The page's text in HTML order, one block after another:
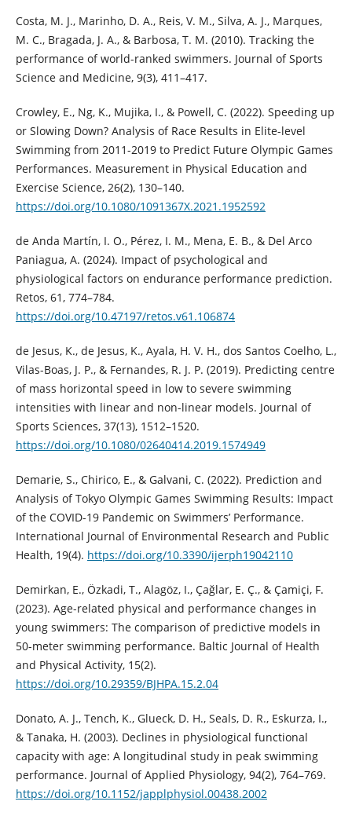
Costa, M. J., Marinho, D. A., Reis, V. M., Silva, A. J., Marques,
M. C., Bragada, J. A., & Barbosa, T. M. (2010). Tracking the
performance of world-ranked swimmers. Journal of Sports
Science and Medicine, 9(3), 411–417.
Crowley, E., Ng, K., Mujika, I., & Powell, C. (2022). Speeding up
or Slowing Down? Analysis of Race Results in Elite-level
Swimming from 2011-2019 to Predict Future Olympic Games
Performances. Measurement in Physical Education and
Exercise Science, 26(2), 130–140.
https://doi.org/10.1080/1091367X.2021.1952592
de Anda Martín, I. O., Pérez, I. M., Mena, E. B., & Del Arco
Paniagua, A. (2024). Impact of psychological and
physiological factors on endurance performance prediction.
Retos, 61, 774–784.
https://doi.org/10.47197/retos.v61.106874
de Jesus, K., de Jesus, K., Ayala, H. V. H., dos Santos Coelho, L.,
Vilas-Boas, J. P., & Fernandes, R. J. P. (2019). Predicting centre
of mass horizontal speed in low to severe swimming
intensities with linear and non-linear models. Journal of
Sports Sciences, 37(13), 1512–1520.
https://doi.org/10.1080/02640414.2019.1574949
Demarie, S., Chirico, E., & Galvani, C. (2022). Prediction and
Analysis of Tokyo Olympic Games Swimming Results: Impact
of the COVID-19 Pandemic on Swimmers’ Performance.
International Journal of Environmental Research and Public
Health, 19(4). https://doi.org/10.3390/ijerph19042110
Demirkan, E., Özkadi, T., Alagöz, I., Çağlar, E. Ç., & Çamiçi, F.
(2023). Age-related physical and performance changes in
young swimmers: The comparison of predictive models in
50-meter swimming performance. Baltic Journal of Health
and Physical Activity, 15(2).
https://doi.org/10.29359/BJHPA.15.2.04
Donato, A. J., Tench, K., Glueck, D. H., Seals, D. R., Eskurza, I.,
& Tanaka, H. (2003). Declines in physiological functional
capacity with age: A longitudinal study in peak swimming
performance. Journal of Applied Physiology, 94(2), 764–769.
https://doi.org/10.1152/japplphysiol.00438.2002